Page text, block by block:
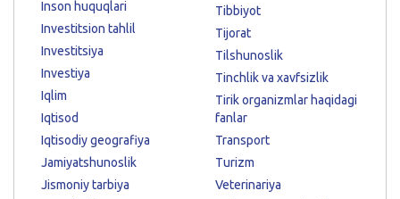
Inson huquqlari
Investitsion tahlil
Investitsiya
Investiya
Iqlim
Iqtisod
Iqtisodiy geografiya
Jamiyatshunoslik
Jismoniy tarbiya
Tibbiyot
Tijorat
Tilshunoslik
Tinchlik va xavfsizlik
Tirik organizmlar haqidagi
fanlar
Transport
Turizm
Veterinariya